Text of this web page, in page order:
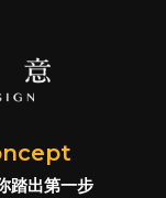
踏出第一步